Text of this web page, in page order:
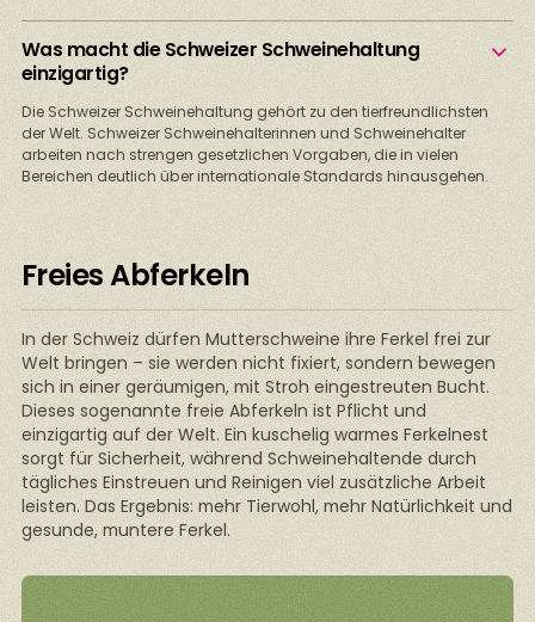
Was macht die Schweizer Schweinehaltung
einzigartig?
Die Schweizer Schweinehaltung gehört zu den tierfreundlichsten
der Welt. Schweizer Schweinehalterinnen und Schweinehalter
arbeiten nach strengen gesetzlichen Vorgaben, die in vielen
Bereichen deutlich über internationale Standards hinausgehen.
Freies Abferkeln
In der Schweiz dürfen Mutterschweine ihre Ferkel frei zur
Welt bringen – sie werden nicht fixiert, sondern bewegen
sich in einer geräumigen, mit Stroh eingestreuten Bucht.
Dieses sogenannte freie Abferkeln ist Pflicht und
einzigartig auf der Welt. Ein kuschelig warmes Ferkelnest
sorgt für Sicherheit, während Schweinehaltende durch
tägliches Einstreuen und Reinigen viel zusätzliche Arbeit
leisten. Das Ergebnis: mehr Tierwohl, mehr Natürlichkeit und
gesunde, muntere Ferkel.